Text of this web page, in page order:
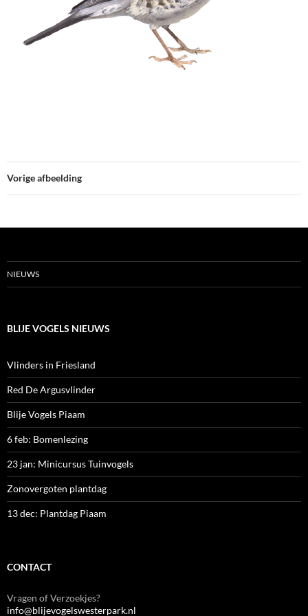
Vorige afbeelding
NIEUWS
BLIJE VOGELS NIEUWS
Vlinders in Friesland
Red De Argusvlinder
Blije Vogels Piaam
6 feb: Bomenlezing
23 jan: Minicursus Tuinvogels
Zonovergoten plantdag
13 dec: Plantdag Piaam
CONTACT
Vragen of Verzoekjes?
info@blijevogelswesterpark.nl